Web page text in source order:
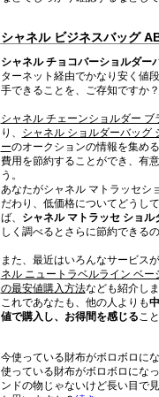
シャネル ビジネスバッグ
シャネル チョコバーショルダー
ターネット経由でかなり安く値
手できることを、ご存知ですか？
シャネル チェーンショルダー ブ
り、
シャネル ショルダーバッグ
ーのオークションの情報を集め
費用を節約することができ、有
う。
あなたがシャネル マトラッセシ
だわり、低価格についてどうし
ば、
シャネル マトラッセ ショ
しく調べるとさらに節約できる
また、最近はいろんなサービス
ネル ニュートラベルライン ベー
の最安値購入方法なども紹介しま
これであなたも、他の人よりも
値で購入し、お得間を感じる こ
今使っている財布がボロボロに
使っている財布がボロボロにな
ンドの物じゃないけど長い目で